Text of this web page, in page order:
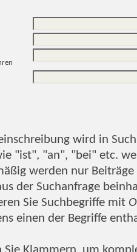
wird in
"ist", "an", "bei" etc.
werden nur
der Suchanfrage
Sie Suchbegriffe mit
einen der Begriffe